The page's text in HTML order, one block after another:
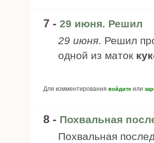
7 - 29 июня. Решил
29 июня. Решил
одной из маток
Для комментирования войдите или
8 - Похвальная
Похвальная